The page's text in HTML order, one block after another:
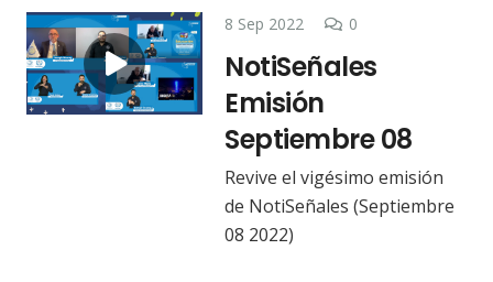
8 Sep 2022 0
NotiSeñales
Emisión
Septiembre 08
Revive el vigésimo emisión
de NotiSeñales (Septiembre
08 2022)